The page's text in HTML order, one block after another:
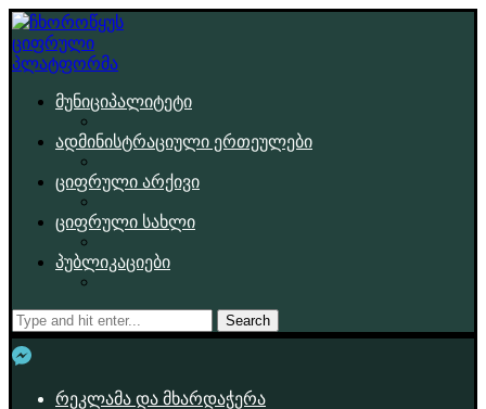
მუნიციპალიტეტი
ადმინისტრაციული ერთეულები
ციფრული არქივი
ციფრული სახლი
პუბლიკაციები
Search
რეკლამა და მხარდაჭერა